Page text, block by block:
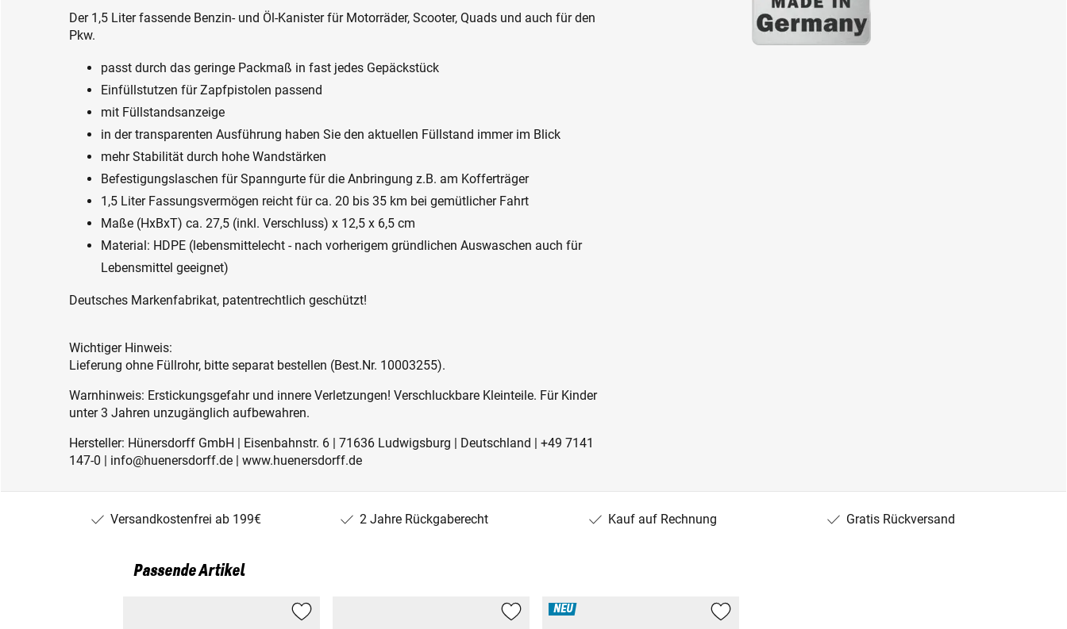
Der 1,5 Liter fassende Benzin- und Öl-Kanister für Motorräder, Scooter, Quads und auch für den
Pkw.
passt durch das geringe Packmaß in fast jedes Gepäckstück
Einfüllstutzen für Zapfpistolen passend
mit Füllstandsanzeige
in der transparenten Ausführung haben Sie den aktuellen Füllstand immer im Blick
mehr Stabilität durch hohe Wandstärken
Befestigungslaschen für Spanngurte für die Anbringung z.B. am Kofferträger
1,5 Liter Fassungsvermögen reicht für ca. 20 bis 35 km bei gemütlicher Fahrt
Maße (HxBxT) ca. 27,5 (inkl. Verschluss) x 12,5 x 6,5 cm
Material: HDPE (lebensmittelecht - nach vorherigem gründlichen Auswaschen auch für
Lebensmittel geeignet)
Deutsches Markenfabrikat, patentrechtlich geschützt!
Wichtiger Hinweis:
Lieferung ohne Füllrohr, bitte separat bestellen (Best.Nr. 10003255).
Warnhinweis: Erstickungsgefahr und innere Verletzungen! Verschluckbare Kleinteile. Für Kinder
unter 3 Jahren unzugänglich aufbewahren.
Hersteller: Hünersdorff GmbH | Eisenbahnstr. 6 | 71636 Ludwigsburg | Deutschland | +49 7141
147-0 | info@huenersdorff.de | www.huenersdorff.de
Versandkostenfrei ab 199€ 2 Jahre Rückgaberecht Kauf auf Rechnung Gratis Rückversand
Passende Artikel
NEU